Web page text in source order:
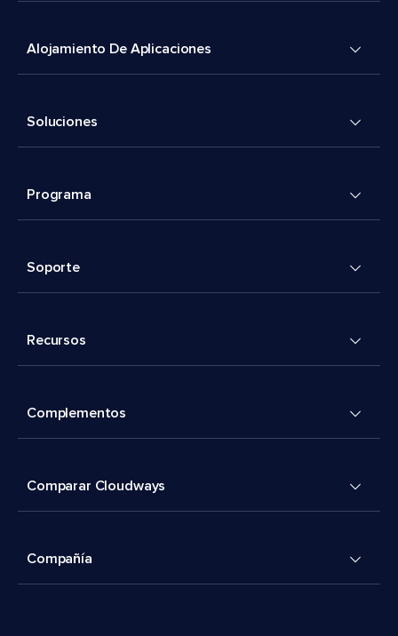
Alojamiento De Aplicaciones
Soluciones
Programa
Soporte
Recursos
Complementos
Comparar Cloudways
Compañía